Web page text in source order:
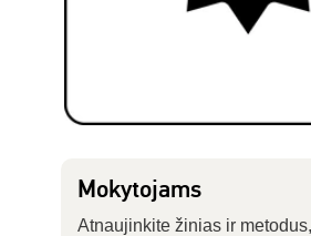
Mokytojams
Atnaujinkite žinias ir